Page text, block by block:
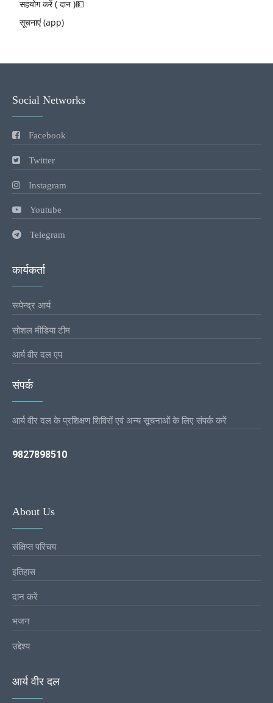
सहयोग करें ( दान )💵
सूचनाएं (app)
Social Networks
Facebook
Twitter
Instagram
Youtube
Telegram
कार्यकर्ता
रूपेन्द्र आर्य
सोशल मीडिया टीम
आर्य वीर दल एप
संपर्क
आर्य वीर दल के प्रशिक्षण शिविरों एवं अन्य सूचनाओं के लिए संपर्क करें
9827898510
About Us
संक्षिप्त परिचय
इतिहास
दान करें
भजन
उद्देश्य
आर्य वीर दल